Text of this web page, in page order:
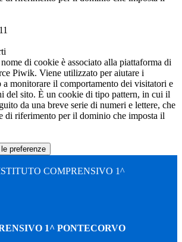
di cookie è associato alla piattaforma di
Piwik. Viene utilizzato per aiutare i
monitorare il comportamento dei visitatori e
del sito. È un cookie di tipo pattern, in cui il
da una breve serie di numeri e lettere, che
di riferimento per il dominio che imposta il
preferenze
COMPRENSIVO 1^
1^ PONTECORVO